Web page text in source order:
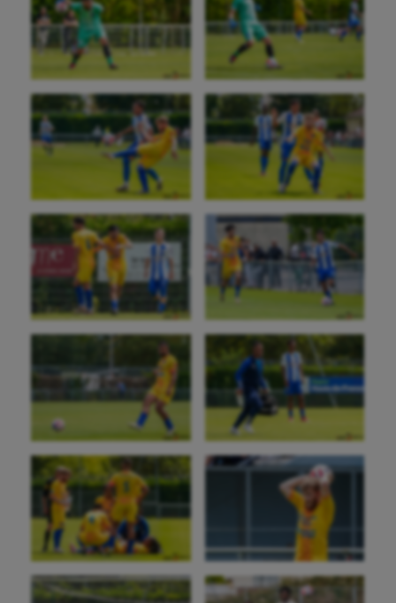
Danse
Equitation
Escalade
Escrime
Fitness
Flag football
Football américain
Futsal
Golf
Gymnastique
Gymnastique rythmique
Haltérophilie
Handisport
Hippisme
Jeux Olympiques et Paralympiques
Kayak-polo
Korfbal